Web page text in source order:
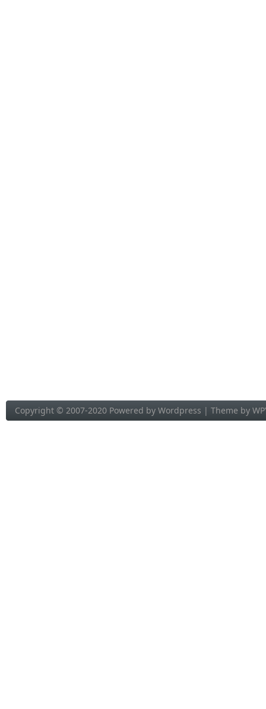
Copyright © 2007-2020 Powered by Wordpress | Theme by